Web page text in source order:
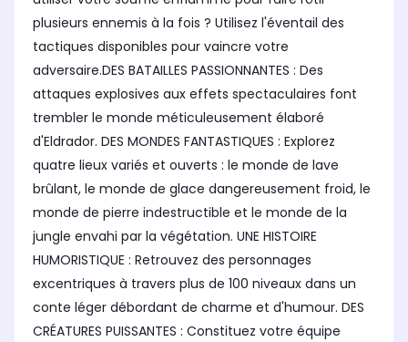
plusieurs ennemis à la fois ? Utilisez l'éventail des
tactiques disponibles pour vaincre votre
adversaire.DES BATAILLES PASSIONNANTES : Des
attaques explosives aux effets spectaculaires font
trembler le monde méticuleusement élaboré
d'Eldrador. DES MONDES FANTASTIQUES : Explorez
quatre lieux variés et ouverts : le monde de lave
brûlant, le monde de glace dangereusement froid, le
monde de pierre indestructible et le monde de la
jungle envahi par la végétation. UNE HISTOIRE
HUMORISTIQUE : Retrouvez des personnages
excentriques à travers plus de 100 niveaux dans un
conte léger débordant de charme et d'humour. DES
CRÉATURES PUISSANTES : Constituez votre équipe